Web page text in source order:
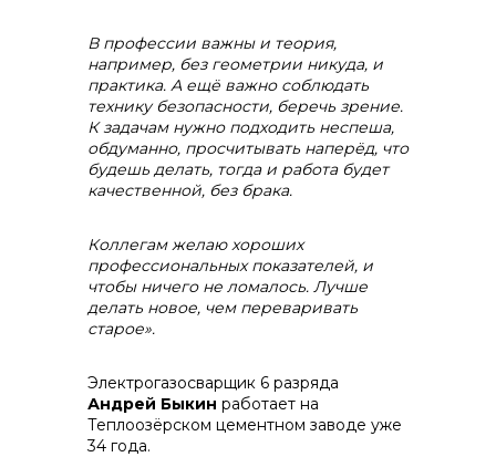
В профессии важны и теория,
например, без геометрии никуда, и
практика. А ещё важно соблюдать
технику безопасности, беречь зрение.
К задачам нужно подходить неспеша,
обдуманно, просчитывать наперёд, что
будешь делать, тогда и работа будет
качественной, без брака.
Коллегам желаю хороших
профессиональных показателей, и
чтобы ничего не ломалось. Лучше
делать новое, чем переваривать
старое».
Электрогазосварщик 6 разряда
Андрей Быкин работает на
Теплоозёрском цементном заводе уже
34 года.